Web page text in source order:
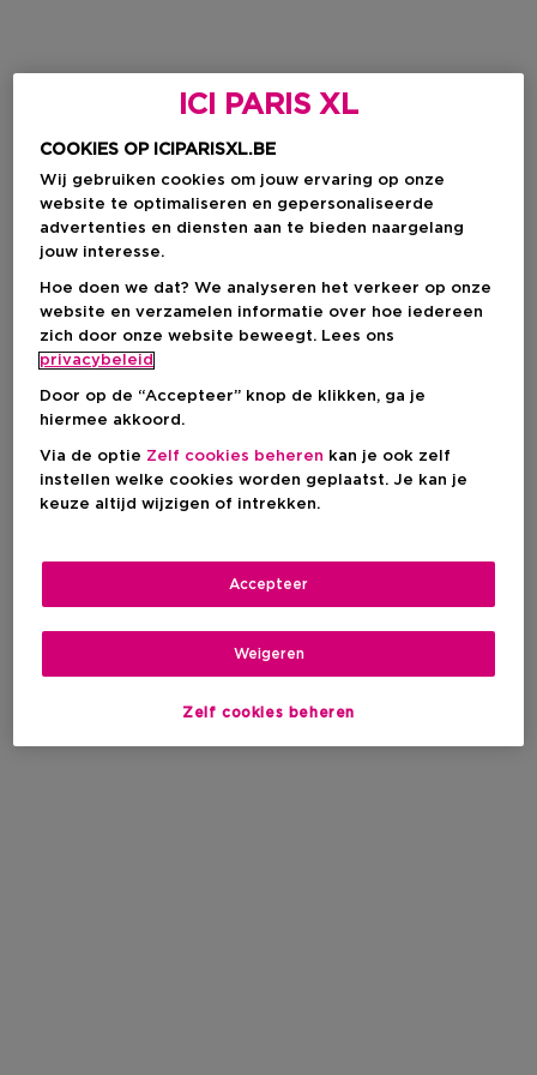
ICI PARIS XL
COOKIES OP ICIPARISXL.BE
Wij gebruiken cookies om jouw ervaring op onze
website te optimaliseren en gepersonaliseerde
advertenties en diensten aan te bieden naargelang
jouw interesse.
Hoe doen we dat? We analyseren het verkeer op onze
website en verzamelen informatie over hoe iedereen
zich door onze website beweegt. Lees ons
privacybeleid
Door op de “Accepteer” knop de klikken, ga je
hiermee akkoord.
Via de optie Zelf cookies beheren kan je ook zelf
instellen welke cookies worden geplaatst. Je kan je
keuze altijd wijzigen of intrekken.
Zelf cookies beheren
Weigeren
Accepteer